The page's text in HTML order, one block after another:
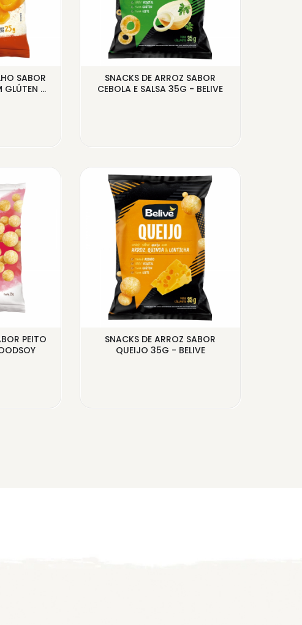
SABOR
...
PEITO
SNACKS DE ARROZ SABOR
CEBOLA E SALSA 35G - BELIVE
SNACKS DE ARROZ SABOR
QUEIJO 35G - BELIVE